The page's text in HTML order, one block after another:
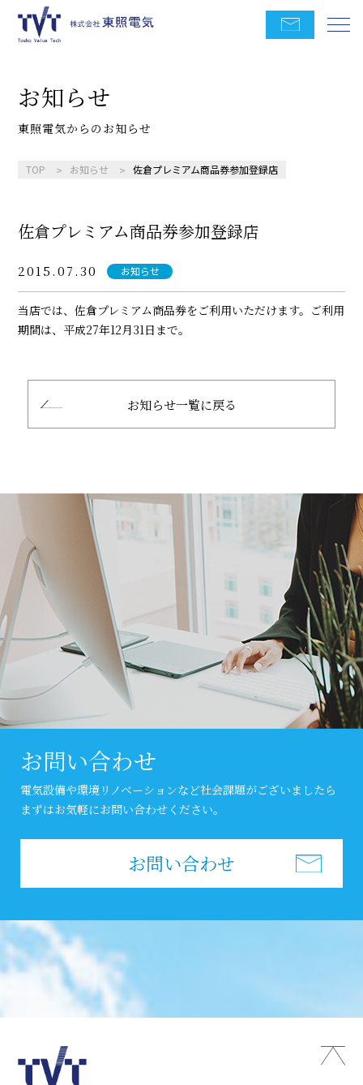
お知らせ
東照電気からのお知らせ
TOP お知らせ 佐倉プレミアム商品券参加登録店
佐倉プレミアム商品券参加登録店
2015.07.30 お知らせ
当店では、佐倉プレミアム商品券をご利用いただけます。ご利用
期間は、平成27年12月31日まで。
お知らせ一覧に戻る
お問い合わせ
電気設備や環境リノベーションなど社会課題がございましたら
まずはお気軽にお問い合わせください。
お問い合わせ